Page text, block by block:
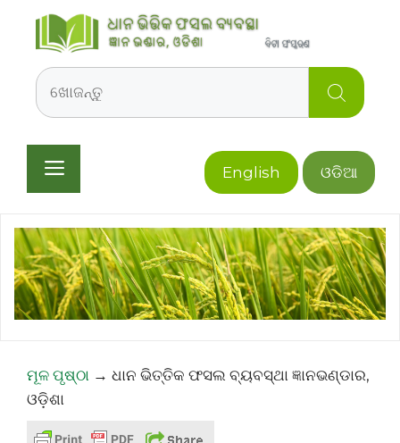
Search
English ଓଡିଆ
Menu
ମୂଳ ପୃଷ୍ଠା → ଧାନ ଭିତ୍ତିକ ଫସଲ ବ୍ୟବସ୍ଥା ଜ୍ଞାନଭଣ୍ଡାର,
ଓଡ଼ିଶା